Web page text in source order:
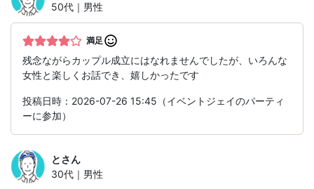
50代｜男性
満足
残念ながらカップル成立にはなれませんでしたが、いろんな
女性と楽しくお話でき、嬉しかったです
投稿日時：2026-07-26 15:45（イベントジェイのパーティ
ーに参加）
とさん
30代｜男性